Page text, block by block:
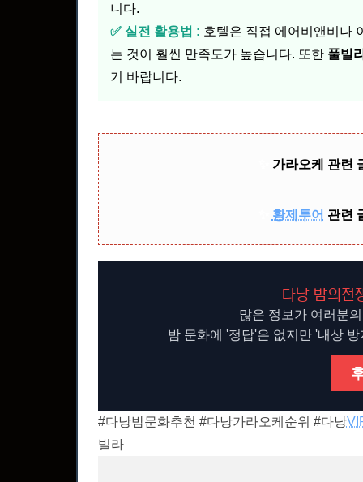
니다.
✅ 실전 활용법 : 호텔은 직접 에어비앤비나
는 것이 훨씬 만족도가 높습니다. 또한 풀빌
기 바랍니다.
가라오케 관련
황제투어 관련
다낭 밤의전
많은 정보가 여러분
밤 문화에 '정답'은 없지만 '내상
#다낭밤문화추천 #다낭가라오케순위 #다낭
빌라